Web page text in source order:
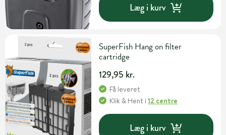
Læg i kurv
SuperFish Hang on filter
cartridge
129,95 kr.
Få leveret
Klik & Hent i12 centre
Læg i kurv